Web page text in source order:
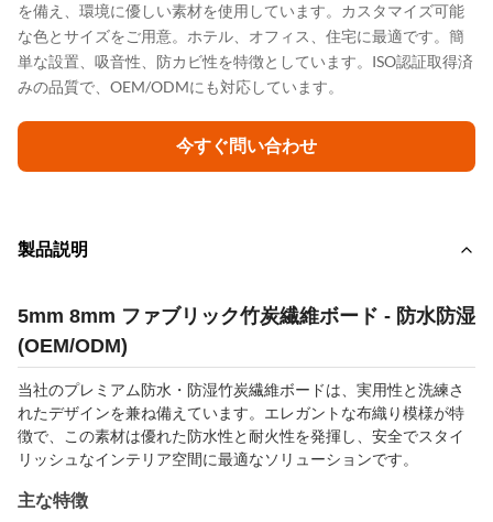
を備え、環境に優しい素材を使用しています。カスタマイズ可能
な色とサイズをご用意。ホテル、オフィス、住宅に最適です。簡
単な設置、吸音性、防カビ性を特徴としています。ISO認証取得済
みの品質で、OEM/ODMにも対応しています。
今すぐ問い合わせ
製品説明
5mm 8mm ファブリック竹炭繊維ボード - 防水防湿
(OEM/ODM)
当社のプレミアム防水・防湿竹炭繊維ボードは、実用性と洗練さ
れたデザインを兼ね備えています。エレガントな布織り模様が特
徴で、この素材は優れた防水性と耐火性を発揮し、安全でスタイ
リッシュなインテリア空間に最適なソリューションです。
主な特徴